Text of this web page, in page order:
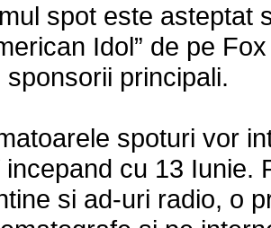
spot este asteptat
Idol” de pe
sponsorii principali.
spoturi vor
incepand cu 13 Iunie.
si ad-uri radio, o